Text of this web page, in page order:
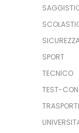
SPORT
TECNICO
TEST-